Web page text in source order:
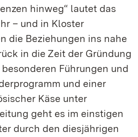
hinweg“ lautet das
– und in Kloster
die Beziehungen ins nahe
in die Zeit der Gründung
Führungen und
und einer
Käse unter
geht es im einstigen
durch den diesjährigen